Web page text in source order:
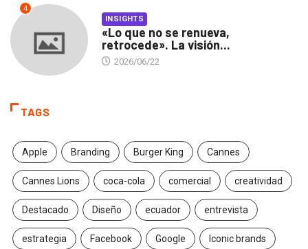
4
INSIGHTS
«Lo que no se renueva,
retrocede». La visión...
2026/06/22
TAGS
Apple Branding Burger King Cannes
Cannes Lions coca-cola comercial creatividad
Destacado Diseño ecuador entrevista
estrategia Facebook Google Iconic brands